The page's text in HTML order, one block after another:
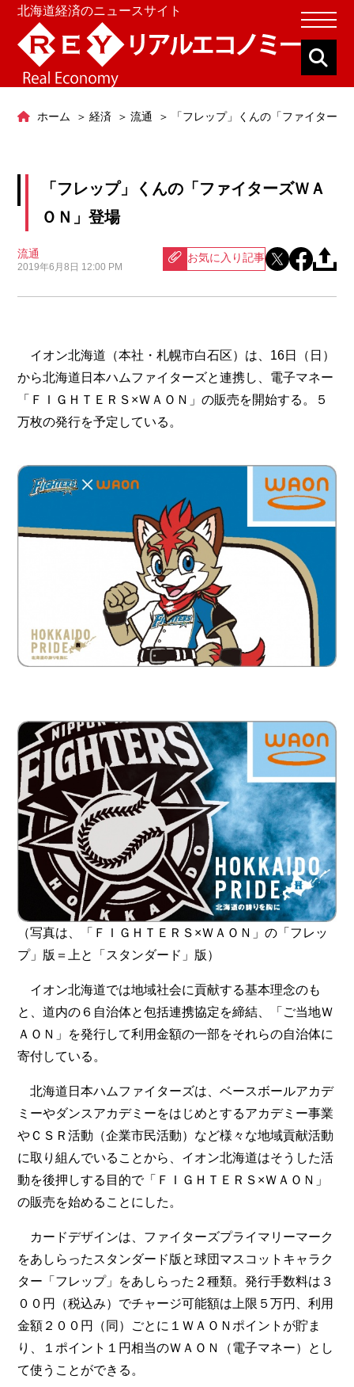
北海道経済のニュースサイト
ホーム 経済 流通 「フレップ」くんの「ファイター
「フレップ」くんの「ファイターズＷＡ
ＯＮ」登場
流通
2019年6月8日 12:00 PM
お気に入り記事
イオン北海道（本社・札幌市白石区）は、16日（日）
から北海道日本ハムファイターズと連携し、電子マネー
「ＦＩＧＨＴＥＲＳ×ＷＡＯＮ」の販売を開始する。５
万枚の発行を予定している。
（写真は、「ＦＩＧＨＴＥＲＳ×ＷＡＯＮ」の「フレッ
プ」版＝上と「スタンダード」版）
イオン北海道では地域社会に貢献する基本理念のも
と、道内の６自治体と包括連携協定を締結、「ご当地Ｗ
ＡＯＮ」を発行して利用金額の一部をそれらの自治体に
寄付している。
北海道日本ハムファイターズは、ベースボールアカデ
ミーやダンスアカデミーをはじめとするアカデミー事業
やＣＳＲ活動（企業市民活動）など様々な地域貢献活動
に取り組んでいることから、イオン北海道はそうした活
動を後押しする目的で「ＦＩＧＨＴＥＲＳ×ＷＡＯＮ」
の販売を始めることにした。
カードデザインは、ファイターズプライマリーマーク
をあしらったスタンダード版と球団マスコットキャラク
ター「フレップ」をあしらった２種類。発行手数料は３
００円（税込み）でチャージ可能額は上限５万円、利用
金額２００円（同）ごとに１ＷＡＯＮポイントが貯ま
り、１ポイント１円相当のＷＡＯＮ（電子マネー）とし
て使うことができる。